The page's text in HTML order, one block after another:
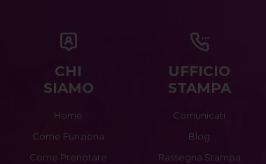
CHI
SIAMO
Home
Come Funziona
Come Prenotare
UFFICIO
STAMPA
Comunicati
Blog
Rassegna Stampa